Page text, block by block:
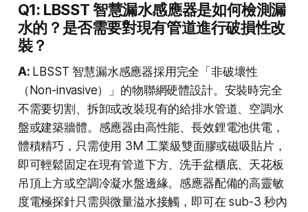
Q1: LBSST 智慧漏水感應器是如何檢測漏
水的？是否需要對現有管道進行破損性改
裝？
A: LBSST 智慧漏水感應器採用完全「非破壞性
（Non-invasive）」的物聯網硬體設計。安裝時完全
不需要切割、拆卸或改裝現有的給排水管道、空調水
盤或建築牆體。感應器由高性能、長效鋰電池供電，
體積精巧，只需使用 3M 工業級雙面膠或磁吸貼片，
即可輕鬆固定在現有管道下方、洗手盆櫃底、天花板
吊頂上方或空調冷凝水盤邊緣。感應器配備的高靈敏
度電極探針只需與微量溢水接觸，即可在 sub-3 秒內